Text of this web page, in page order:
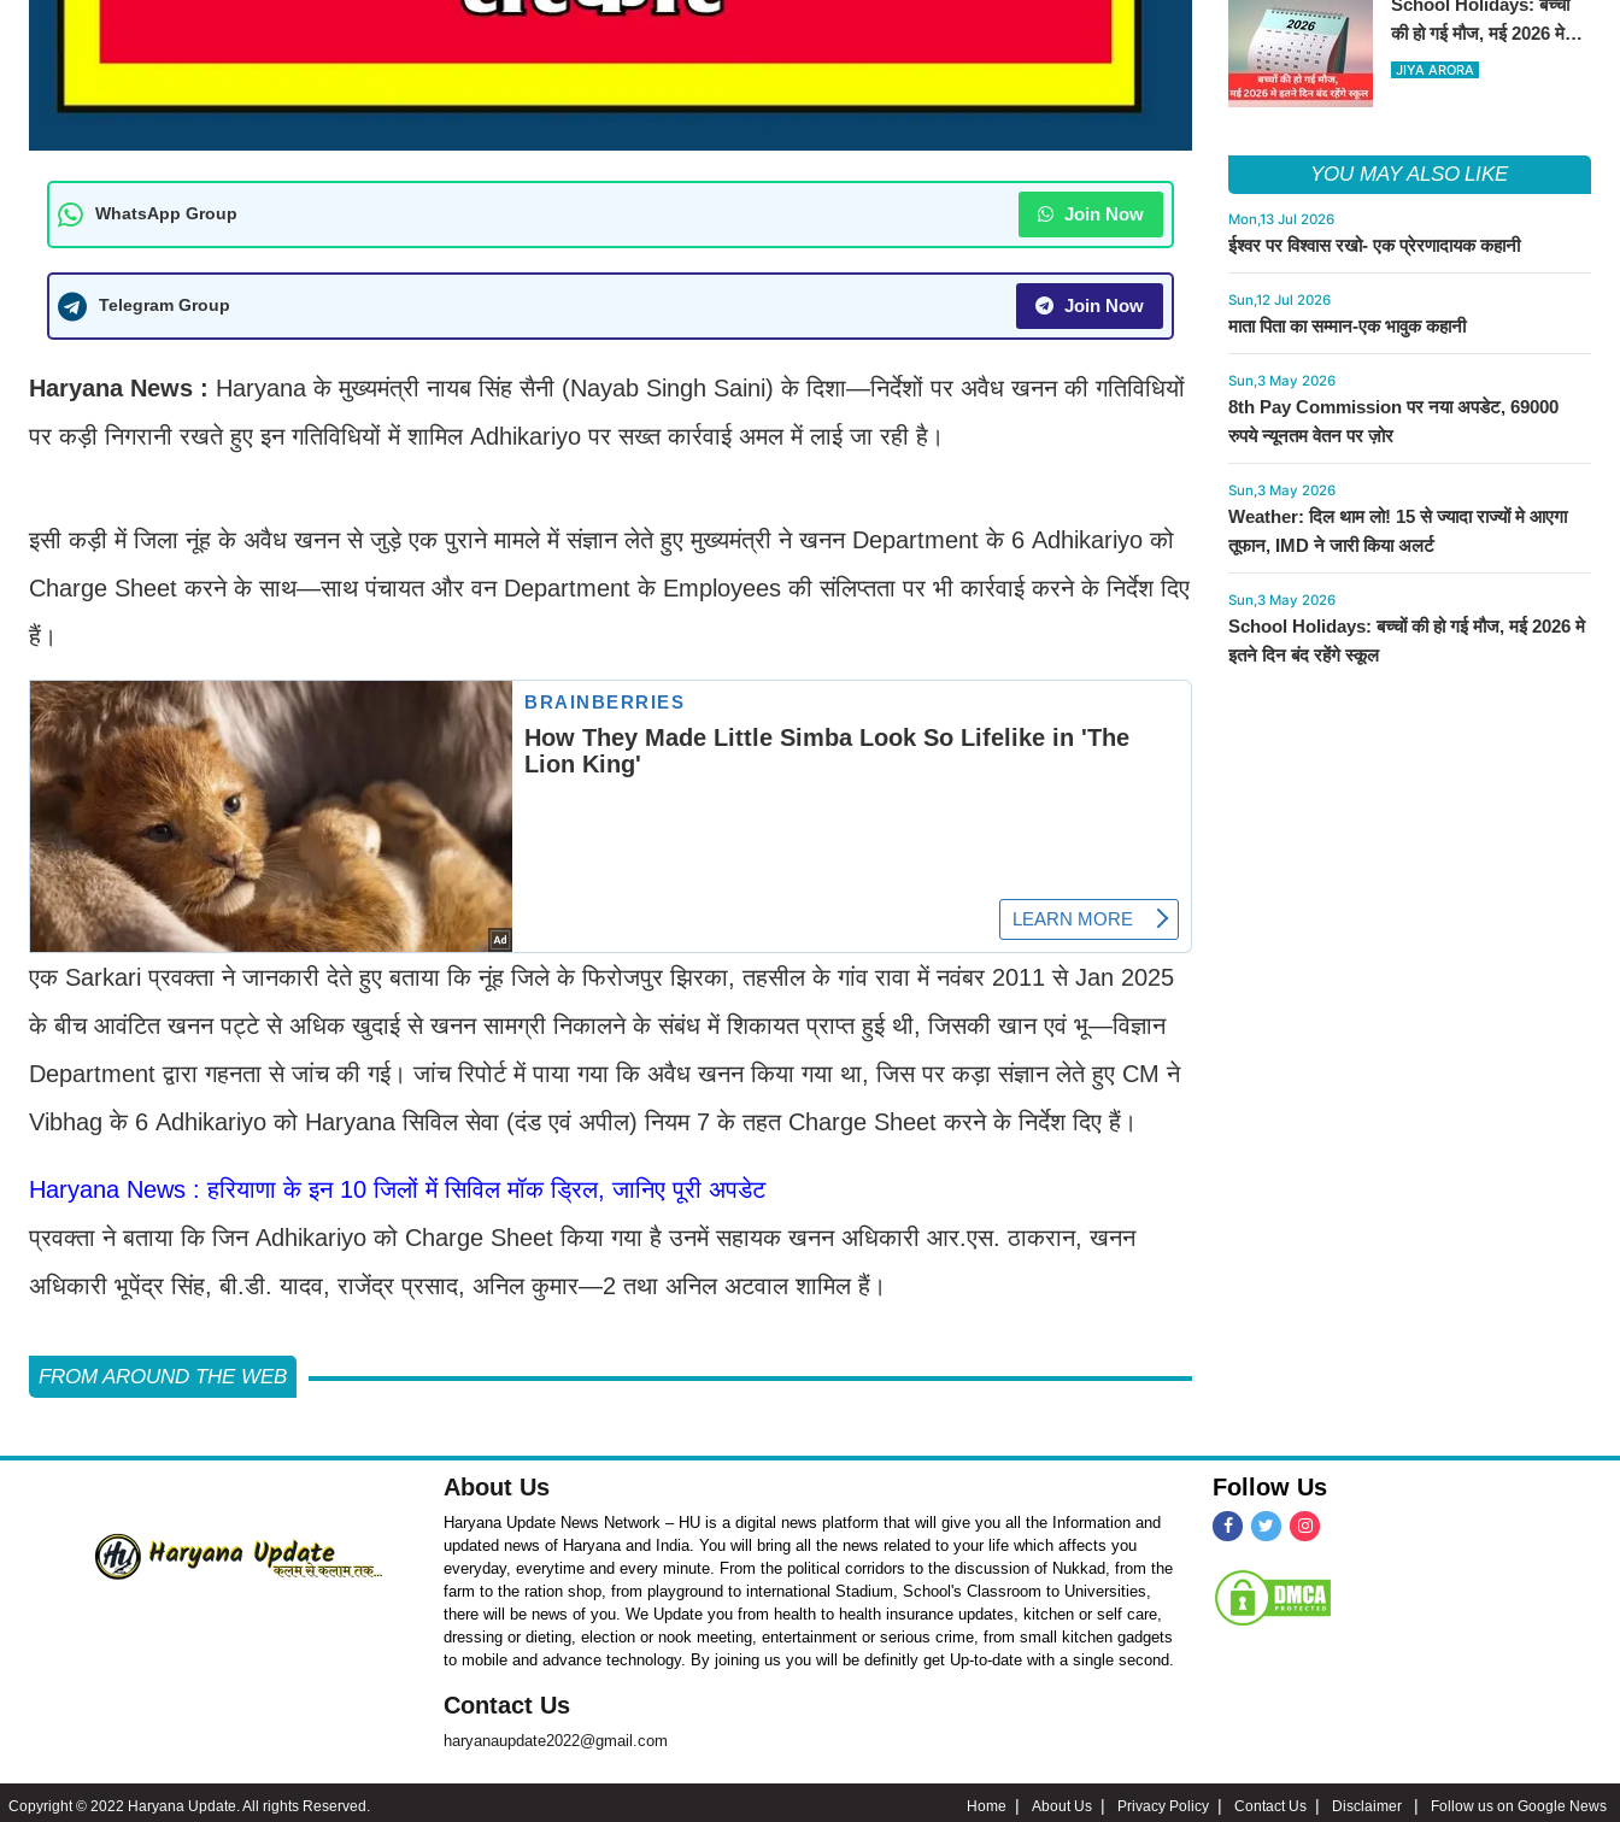
WhatsApp Group Join Now
Telegram Group Join Now
Haryana News : Haryana के मुख्यमंत्री नायब सिंह सैनी (Nayab Singh Saini) के दिशा—निर्देशों पर अवैध खनन की गतिविधियों
पर कड़ी निगरानी रखते हुए इन गतिविधियों में शामिल Adhikariyo पर सख्त कार्रवाई अमल में लाई जा रही है।
इसी कड़ी में जिला नूंह के अवैध खनन से जुड़े एक पुराने मामले में संज्ञान लेते हुए मुख्यमंत्री ने खनन Department के 6 Adhikariyo को
Charge Sheet करने के साथ—साथ पंचायत और वन Department के Employees की संलिप्तता पर भी कार्रवाई करने के निर्देश दिए
हैं।
एक Sarkari प्रवक्ता ने जानकारी देते हुए बताया कि नूंह जिले के फिरोजपुर झिरका, तहसील के गांव रावा में नवंबर 2011 से Jan 2025
के बीच आवंटित खनन पट्टे से अधिक खुदाई से खनन सामग्री निकालने के संबंध में शिकायत प्राप्त हुई थी, जिसकी खान एवं भू—विज्ञान
Department द्वारा गहनता से जांच की गई। जांच रिपोर्ट में पाया गया कि अवैध खनन किया गया था, जिस पर कड़ा संज्ञान लेते हुए CM ने
Vibhag के 6 Adhikariyo को Haryana सिविल सेवा (दंड एवं अपील) नियम 7 के तहत Charge Sheet करने के निर्देश दिए हैं।
Haryana News : हरियाणा के इन 10 जिलों में सिविल मॉक ड्रिल, जानिए पूरी अपडेट
प्रवक्ता ने बताया कि जिन Adhikariyo को Charge Sheet किया गया है उनमें सहायक खनन अधिकारी आर.एस. ठाकरान, खनन
अधिकारी भूपेंद्र सिंह, बी.डी. यादव, राजेंद्र प्रसाद, अनिल कुमार—2 तथा अनिल अटवाल शामिल हैं।
FROM AROUND THE WEB
School Holidays: बच्चों
की हो गई मौज, मई 2026 मे
इतने दिन बंद रहेंगे स्कूल
JIYA ARORA
YOU MAY ALSO LIKE
Mon,13 Jul 2026
ईश्वर पर विश्वास रखो- एक प्रेरणादायक कहानी
Sun,12 Jul 2026
माता पिता का सम्मान-एक भावुक कहानी
Sun,3 May 2026
8th Pay Commission पर नया अपडेट, 69000
रुपये न्यूनतम वेतन पर ज़ोर
Sun,3 May 2026
Weather: दिल थाम लो! 15 से ज्यादा राज्यों मे आएगा
तूफान, IMD ने जारी किया अलर्ट
Sun,3 May 2026
School Holidays: बच्चों की हो गई मौज, मई 2026 मे
इतने दिन बंद रहेंगे स्कूल
About Us
Haryana Update News Network – HU is a digital news platform that will give you all the Information and
updated news of Haryana and India. You will bring all the news related to your life which affects you
everyday, everytime and every minute. From the political corridors to the discussion of Nukkad, from the
farm to the ration shop, from playground to international Stadium, School's Classroom to Universities,
there will be news of you. We Update you from health to health insurance updates, kitchen or self care,
dressing or dieting, election or nook meeting, entertainment or serious crime, from small kitchen gadgets
to mobile and advance technology. By joining us you will be definitly get Up-to-date with a single second.
Contact Us
haryanaupdate2022@gmail.com
Follow Us
Copyright © 2022 Haryana Update. All rights Reserved. Home About Us Privacy Policy Contact Us Disclaimer Follow us on Google News